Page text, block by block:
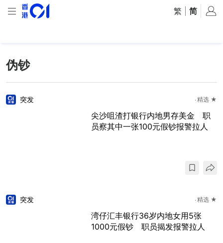
繁 简
伪钞
突发 精选 ★
尖沙咀渣打银行内地男存美金 职
员察其中一张100元假钞报警拉人
突发 精选 ★
湾仔汇丰银行36岁内地女用5张
1000元假钞 职员揭发报警拉人